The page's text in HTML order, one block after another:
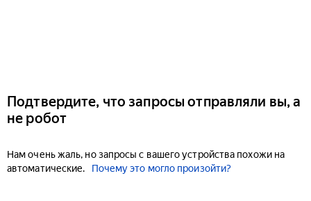
Подтвердите, что запросы отправляли вы, а
не робот
Нам очень жаль, но запросы с вашего устройства похожи на
автоматические.
Почему это могло произойти?